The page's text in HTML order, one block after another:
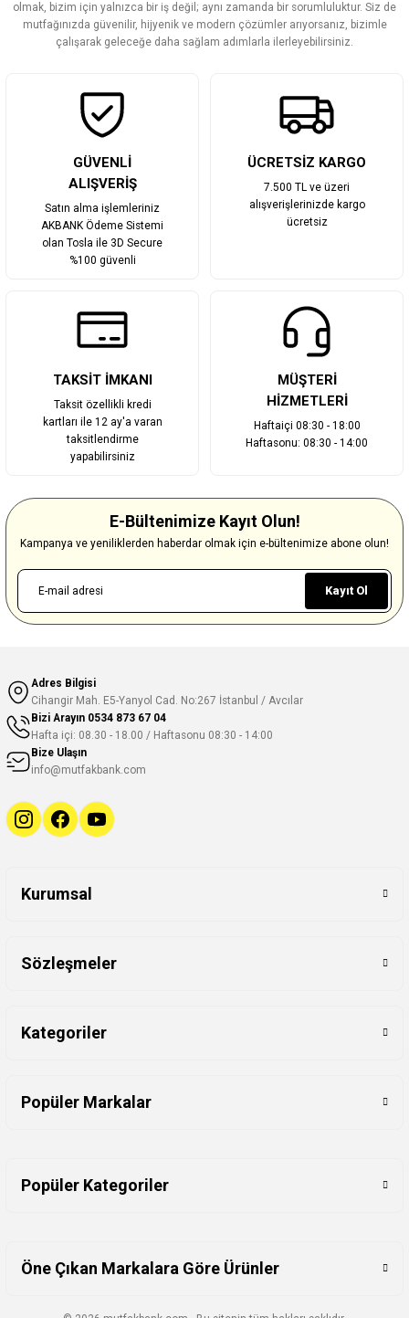
Ürün fiyatı diğer sitelerden daha pahalı.
Bu ürüne benzer farklı alternatifler olmalı.
olmak, bizim için yalnızca bir iş değil; aynı zamanda bir sorumluluktur. Siz de
mutfağınızda güvenilir, hijyenik ve modern çözümler arıyorsanız, bizimle
çalışarak geleceğe daha sağlam adımlarla ilerleyebilirsiniz.
GÜVENLİ
ALIŞVERİŞ
Satın alma işlemleriniz
AKBANK Ödeme Sistemi
olan Tosla ile 3D Secure
%100 güvenli
ÜCRETSİZ KARGO
7.500 TL ve üzeri
alışverişlerinizde kargo
ücretsiz
TAKSİT İMKANI
Taksit özellikli kredi
kartları ile 12 ay'a varan
taksitlendirme
yapabilirsiniz
MÜŞTERİ
HİZMETLERİ
Haftaiçi 08:30 - 18:00
Haftasonu: 08:30 - 14:00
E-Bültenimize Kayıt Olun!
Kampanya ve yeniliklerden haberdar olmak için e-bültenimize abone olun!
Kayıt Ol
Adres Bilgisi
Cihangir Mah. E5-Yanyol Cad. No:267 İstanbul / Avcılar
Bizi Arayın 0534 873 67 04
Hafta içi: 08.30 - 18.00 / Haftasonu 08:30 - 14:00
Bize Ulaşın
info@mutfakbank.com
Kurumsal
Sözleşmeler
Kategoriler
Popüler Markalar
Popüler Kategoriler
Öne Çıkan Markalara Göre Ürünler